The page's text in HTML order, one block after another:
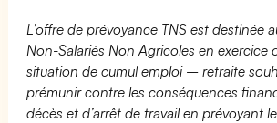
L’offre de prévoyance TNS est destinée
Non-Salariés Non Agricoles en exercice
situation de cumul emploi – retraite
prémunir contre les conséquences
décès et d’arrêt de travail en prévoyant